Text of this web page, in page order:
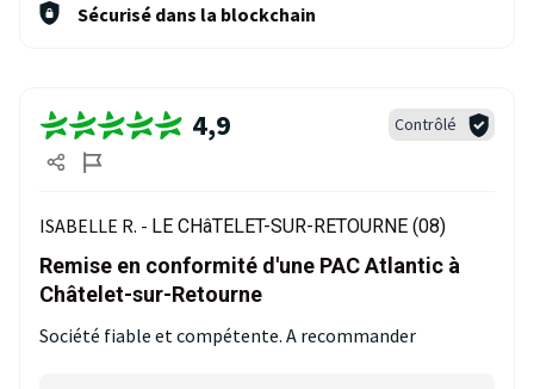
Sécurisé dans la blockchain
4,9 Contrôlé
ISABELLE R. - LE CHâTELET-SUR-RETOURNE (08)
Remise en conformité d'une PAC Atlantic à
Châtelet-sur-Retourne
Société fiable et compétente. A recommander